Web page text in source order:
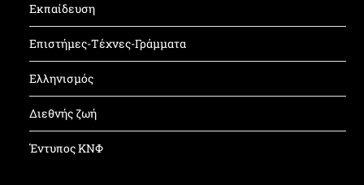
Εκπαίδευση
Επιστήμες-Τέχνες-Γράμματα
Ελληνισμός
Διεθνής ζωή
Έντυπος ΚΝΦ